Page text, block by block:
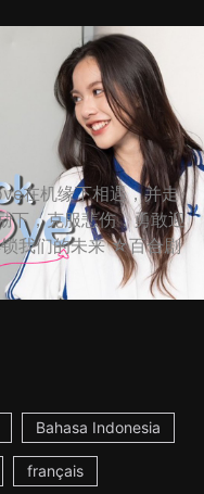
在机缘下相遇，并走
下，克服悲伤，勇敢迎
我们的未来 ☆百合剧
Bahasa Indonesia
français